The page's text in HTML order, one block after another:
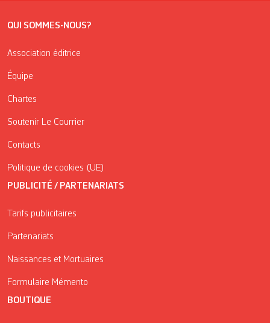
QUI SOMMES-NOUS?
Association éditrice
Équipe
Chartes
Soutenir Le Courrier
Contacts
Politique de cookies (UE)
PUBLICITÉ / PARTENARIATS
Tarifs publicitaires
Partenariats
Naissances et Mortuaires
Formulaire Mémento
BOUTIQUE